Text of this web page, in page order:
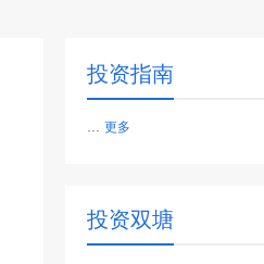
投资指南
更多
投资双塘